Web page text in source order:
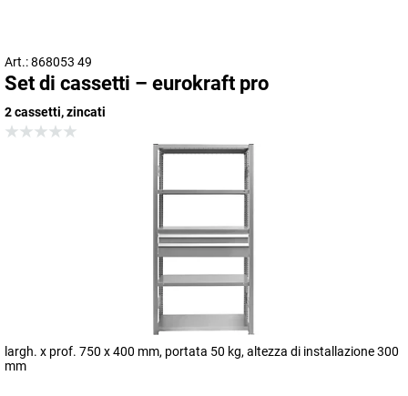
Art.: 868053 49
Set di cassetti – eurokraft pro
2 cassetti, zincati
largh. x prof. 750 x 400 mm, portata 50 kg, altezza di installazione 300
mm